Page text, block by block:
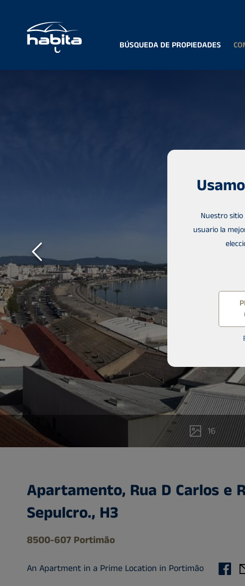
BÚSQUEDA DE PROPIEDADES
16
Apartamento, Rua D Carlos e
Sepulcro., H3
8500-607 Portimão
An Apartment in a Prime Location in Portimão
Nuestro
usuario la